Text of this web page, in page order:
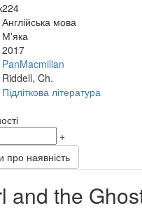
224
Англійська мова
М'яка
2017
PanMacmillan
Riddell, Ch.
Підліткова література
+
про наявність
and the